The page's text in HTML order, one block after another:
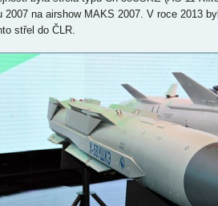
2007 na airshow MAKS 2007. V roce 2013
střel do ČLR.